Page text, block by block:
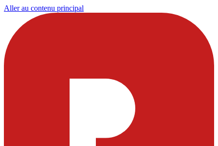
Aller au contenu principal